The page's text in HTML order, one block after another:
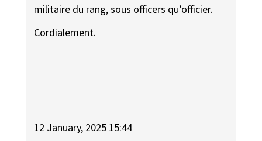
militaire du rang, sous officers qu’officier.
Cordialement.
12 January, 2025 15:44